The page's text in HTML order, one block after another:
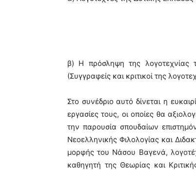
β) Η πρόσληψη της λογοτεχνίας
(Συγγραφείς και κριτικοί της
Στο συνέδριο αυτό δίνεται η
εργασίες τους, οι οποίες θα
την παρουσία σπουδαίων
Νεοελληνικής Φιλολογίας και
μορφής του Νάσου Βαγενά,
καθηγητή της Θεωρίας και